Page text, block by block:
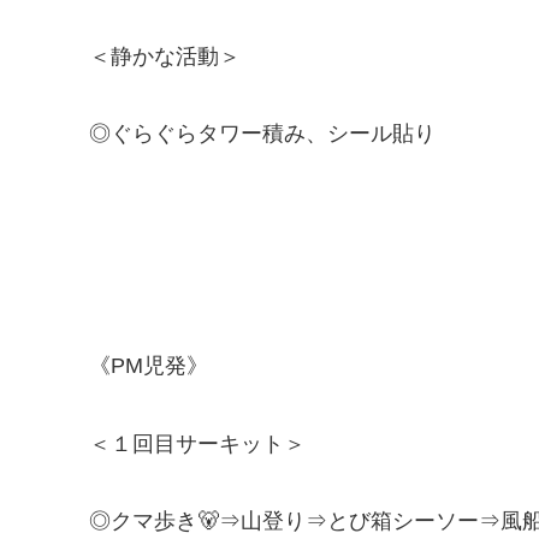
＜静かな活動＞
◎ぐらぐらタワー積み、シール貼り
《PM児発》
＜１回目サーキット＞
◎クマ歩き🐻⇒山登り⇒とび箱シーソー⇒風